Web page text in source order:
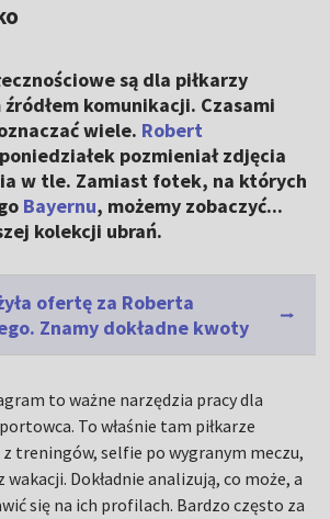
są dla piłkarzy
źródłem komunikacji. Czasami
wiele. Robert
pozmieniał zdjęcia
w tle. Zamiast fotek, na których
Bayernu, możemy zobaczyć...
kolekcji ubrań.
ofertę za Roberta
Znamy dokładne kwoty
to ważne narzędzia pracy dla
To właśnie tam piłkarze
treningów, selfie po wygranym meczu,
Dokładnie analizują, co może, a
się na ich profilach. Bardzo często za